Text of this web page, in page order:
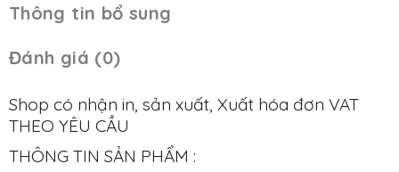
Thông tin bổ sung
Đánh giá (0)
Shop có nhận in, sản xuất, Xuất hóa đơn VAT
THEO YÊU CẦU
THÔNG TIN SẢN PHẨM :